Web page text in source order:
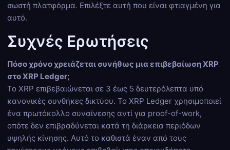
σωστή πλατφόρμα. Επιλέξτε αυτή που είναι φτιαγμένη για
αυτό.
Συχνές Ερωτήσεις
Πόσο χρόνο χρειάζεται συνήθως μια επιβεβαίωση XRP
στο XRP Ledger;
Το XRP επιβεβαιώνεται σε 3 έως 5 δευτερόλεπτα υπό
κανονικές συνθήκες δικτύου. Το XRP Ledger χρησιμοποιεί
ένα πρωτόκολλο συναίνεσης αντί για proof-of-work,
οπότε δεν επιβραδύνεται κατά τη διάρκεια περιόδων
υψηλής κίνησης. Αυτό το καθιστά έναν από τους